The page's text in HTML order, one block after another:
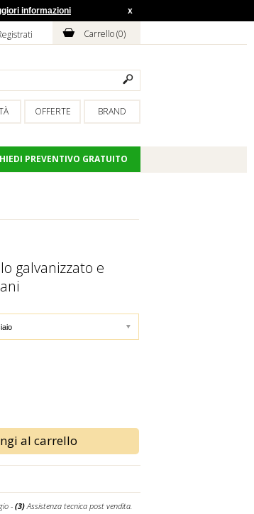
H Carrello (0)
BRAND
OFFERTE
PREVENTIVO GRATUITO
galvanizzato e
al carrello
-(3)Assistenza tecnica post vendita.
informazioni x